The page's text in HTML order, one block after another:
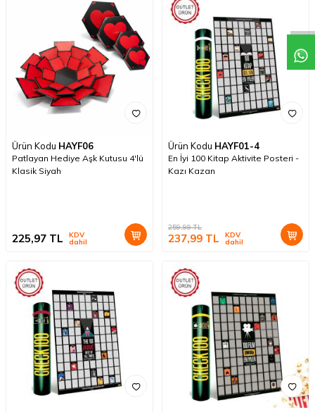
Ürün Kodu HAYF06
Patlayan Hediye Aşk Kutusu 4'lü
Klasik Siyah
225,97 TL KDV
dahil
Ürün Kodu HAYF01-4
En İyi 100 Kitap Aktivite Posteri -
Kazı Kazan
259,99TL
237,99 TL KDV
dahil